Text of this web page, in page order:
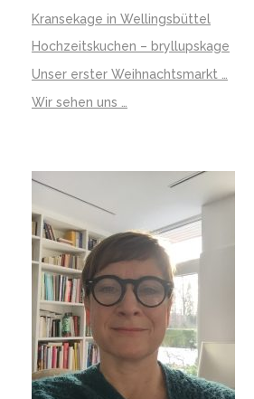
Kransekage in Wellingsbüttel
Hochzeitskuchen – bryllupskage
Unser erster Weihnachtsmarkt …
Wir sehen uns …